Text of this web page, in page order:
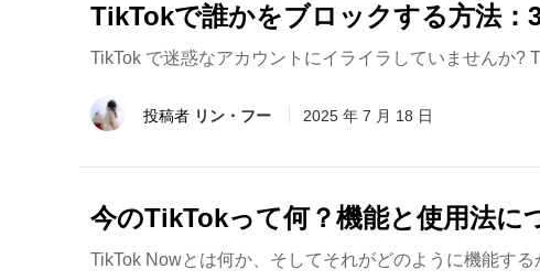
TikTokで誰かをブロックする方法：
TikTok で迷惑なアカウントにイライラしていませんか?
投稿者 リン・フー 2025 年 7 月 18 日
今のTikTokって何？機能と使用法に
TikTok Nowとは何か、そしてそれがどのように機能す